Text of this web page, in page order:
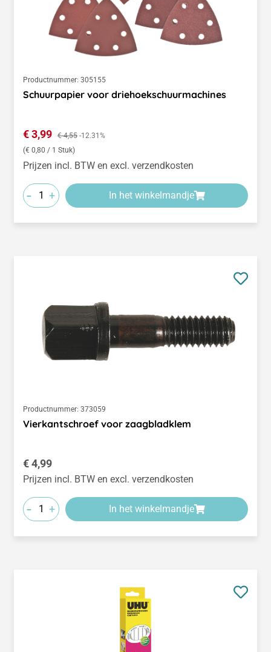
Productnummer: 305155
Schuurpapier voor driehoekschuurmachines
Verkoopprijs:
€ 3,99 Normale prijs:
€ 4,55 -12.31%
(€ 0,80 / 1 Stuk)
Prijzen incl. BTW en excl. verzendkosten
- + In het winkelmandje
Productnummer: 373059
Vierkantschroef voor zaagbladklem
Normale prijs:
€ 4,99
Prijzen incl. BTW en excl. verzendkosten
- + In het winkelmandje